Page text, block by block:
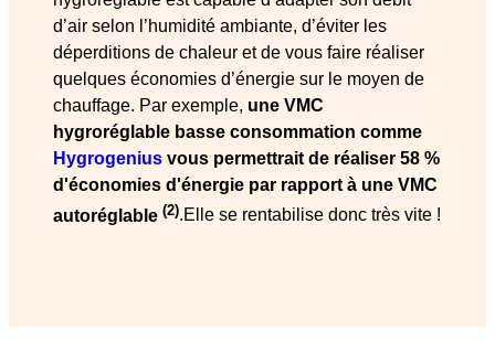
d’air selon l’humidité ambiante, d’éviter les
déperditions de chaleur et de vous faire réaliser
quelques économies d’énergie sur le moyen de
chauffage. Par exemple, une VMC
hygroréglable basse consommation comme
Hygrogenius vous permettrait de réaliser 58 %
d'économies d'énergie par rapport à une VMC
autoréglable (2).Elle se rentabilise donc très vite !